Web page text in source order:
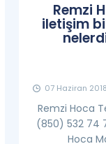
Remzi
iletişim
07 Haziran 2018
Remzi Hoca
(850) 532 74
Hoca